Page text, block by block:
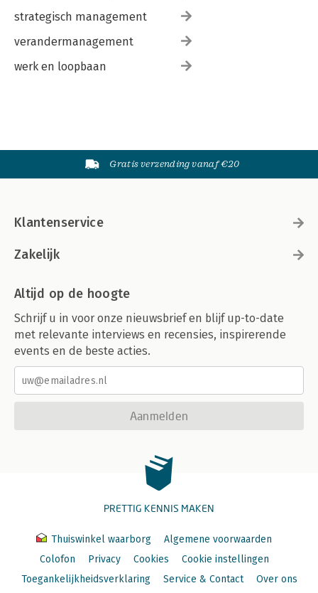
strategisch management
verandermanagement
werk en loopbaan
Gratis verzending vanaf €20
Klantenservice
Zakelijk
Altijd op de hoogte
Schrijf u in voor onze nieuwsbrief en blijf up-to-date
met relevante interviews en recensies, inspirerende
events en de beste acties.
Aanmelden
PRETTIG KENNIS MAKEN
Thuiswinkel waarborg
Algemene voorwaarden
Colofon
Privacy Cookies
Cookie instellingen
Toegankelijkheidsverklaring
Service & Contact Over ons